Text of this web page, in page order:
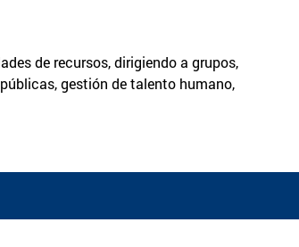
de recursos, dirigiendo a grupos,
gestión de talento humano,